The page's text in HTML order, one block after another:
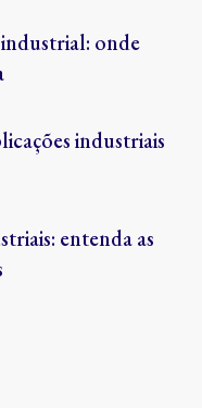
onde
industriais
entenda as